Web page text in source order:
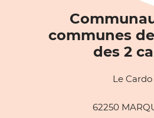
communes
des 2
Le Cardo
62250